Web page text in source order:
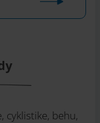
cyklistike, behu,